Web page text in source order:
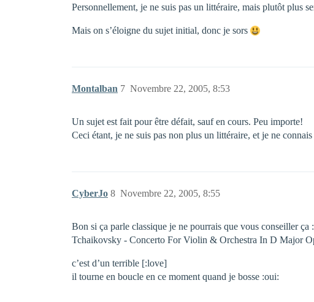
Personnellement, je ne suis pas un littéraire, mais plutôt plus
Mais on s’éloigne du sujet initial, donc je sors
Montalban Novembre 22, 2005, 8:53
7
Un sujet est fait pour être défait, sauf en cours. Peu importe!
Ceci étant, je ne suis pas non plus un littéraire, et je ne
CyberJo Novembre 22, 2005, 8:55
8
Bon si ça parle classique je ne pourrais que vous conseiller ça :
Tchaikovsky - Concerto For Violin & Orchestra In D Major
c’est d’un terrible [:love]
il tourne en boucle en ce moment quand je bosse :oui: